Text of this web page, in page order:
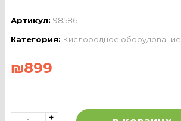
Артикул: 98586
Категория: Кислородное оборудование
₪899